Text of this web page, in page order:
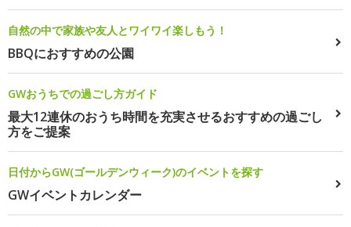
自然の中で家族や友人とワイワイ楽しもう！
BBQにおすすめの公園
GWおうちでの過ごし方ガイド
最大12連休のおうち時間を充実させるおすすめの過ごし
方をご提案
日付からGW(ゴールデンウィーク)のイベントを探す
GWイベントカレンダー